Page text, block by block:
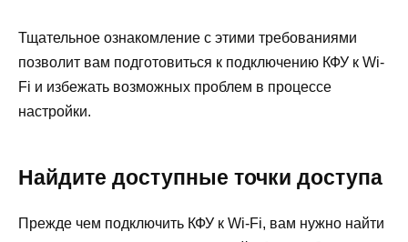
Тщательное ознакомление с этими требованиями
позволит вам подготовиться к подключению КФУ к Wi-
Fi и избежать возможных проблем в процессе
настройки.
Найдите доступные точки доступа
Прежде чем подключить КФУ к Wi-Fi, вам нужно найти